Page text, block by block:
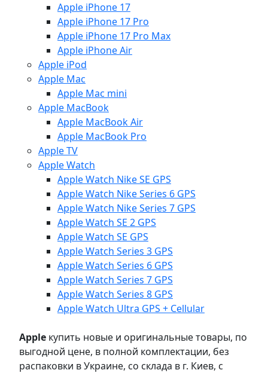
Apple iPhone 17
Apple iPhone 17 Pro
Apple iPhone 17 Pro Max
Apple iPhone Air
Apple iPod
Apple Mac
Apple Mac mini
Apple MacBook
Apple MacBook Air
Apple MacBook Pro
Apple TV
Apple Watch
Apple Watch Nike SE GPS
Apple Watch Nike Series 6 GPS
Apple Watch Nike Series 7 GPS
Apple Watch SE 2 GPS
Apple Watch SE GPS
Apple Watch Series 3 GPS
Apple Watch Series 6 GPS
Apple Watch Series 7 GPS
Apple Watch Series 8 GPS
Apple Watch Ultra GPS + Cellular
Apple купить новые и оригинальные товары, по
выгодной цене, в полной комплектации, без
распаковки в Украине, со склада в г. Киев, с